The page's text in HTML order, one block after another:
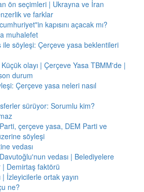
ön seçimleri | Ukrayna ve İran
ve farklar
kapısını açacak mı?
muhalefet
söyleşi: Çerçeve yasa beklentileri
olayı | Çerçeve Yasa TBMM'de |
durum
Çerçeve yasa neleri nasıl
sürüyor: Sorumlu kim?
çerçeve yasa, DEM Parti ve
söyleşi
vedası
vedası | Belediyelere
Demirtaş faktörü
İzleyicilerle ortak yayın
ne?